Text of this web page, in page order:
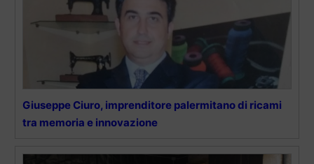
Giuseppe Ciuro, imprenditore palermitano di ricami
tra memoria e innovazione